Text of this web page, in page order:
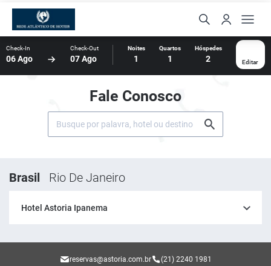
Check-In
06 Ago
Check-Out
07 Ago
Noites
1
Quartos
1
Hóspedes
2 Editar
Fale Conosco
Brasil Rio De Janeiro
Hotel Astoria Ipanema
reservas@astoria.com.br (21) 2240 1981